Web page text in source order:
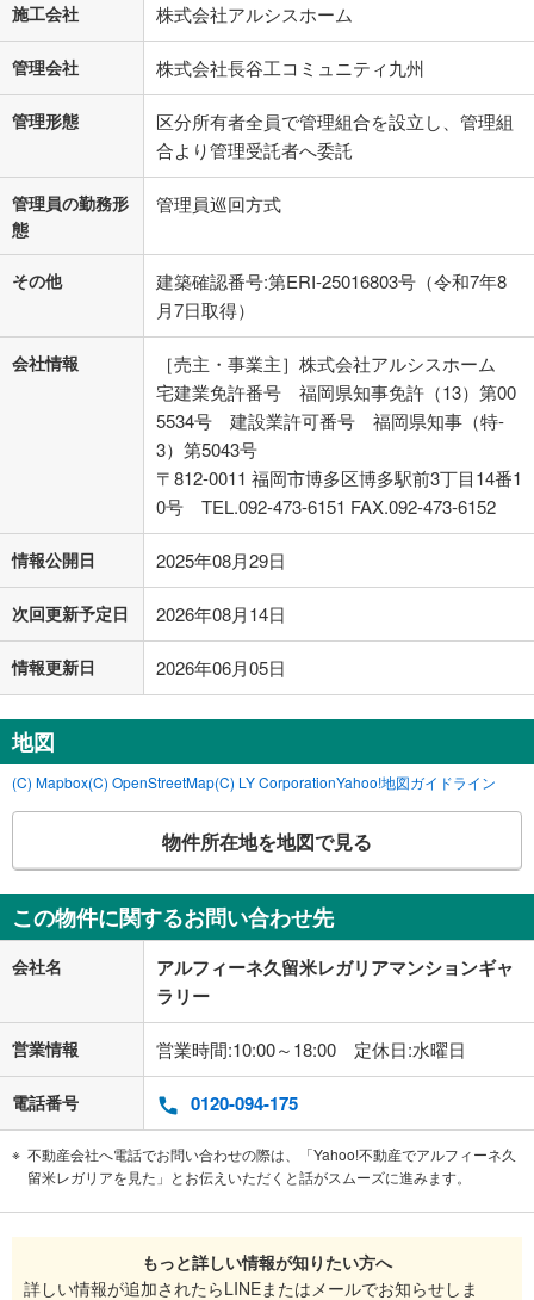
施工会社 株式会社アルシスホーム
管理会社 株式会社長谷工コミュニティ九州
管理形態
区分所有者全員で管理組合を設立し、管理組
合より管理受託者へ委託
管理員の勤務形
態
管理員巡回方式
その他
建築確認番号:第ERI-25016803号（令和7年8
月7日取得）
会社情報
［売主・事業主］株式会社アルシスホーム
宅建業免許番号 福岡県知事免許（13）第00
5534号 建設業許可番号 福岡県知事（特-
3）第5043号
〒812-0011 福岡市博多区博多駅前3丁目14番1
0号 TEL.092-473-6151 FAX.092-473-6152
情報公開日 2025年08月29日
次回更新予定日 2026年08月14日
情報更新日 2026年06月05日
地図
(C) Mapbox(C) OpenStreetMap(C) LY CorporationYahoo!地図ガイドライン
物件所在地を地図で見る
この物件に関するお問い合わせ先
会社名
アルフィーネ久留米レガリアマンションギャ
ラリー
営業情報 営業時間:10:00～18:00 定休日:水曜日
電話番号 0120-094-175
不動産会社へ電話でお問い合わせの際は、「Yahoo!不動産でアルフィーネ久
留米レガリアを見た」とお伝えいただくと話がスムーズに進みます。
もっと詳しい情報が知りたい方へ
詳しい情報が追加されたらLINEまたはメールでお知らせしま